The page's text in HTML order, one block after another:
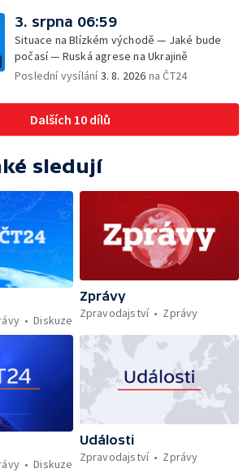
3. srpna 06:59
Situace na Blízkém východě — Jaké bude
počasí — Ruská agrese na Ukrajině
Poslední vysílání3. 8. 2026 na ČT24
Dalších 10 dílů
sledují
Diskuze
Zprávy
Zpravodajství
Zprávy
Diskuze
Události
Zpravodajství
Zprávy